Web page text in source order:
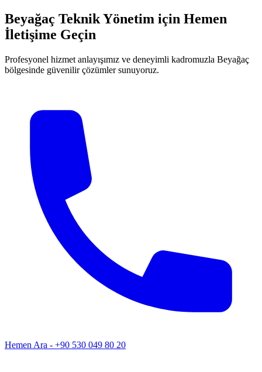
Beyağaç Teknik Yönetim için Hemen
İletişime Geçin
Profesyonel hizmet anlayışımız ve deneyimli kadromuzla Beyağaç
bölgesinde güvenilir çözümler sunuyoruz.
Hemen Ara - +90 530 049 80 20